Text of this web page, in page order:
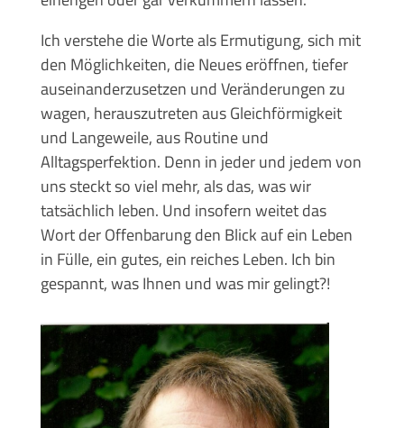
Ich verstehe die Worte als Ermutigung, sich mit
den Möglichkeiten, die Neues eröffnen, tiefer
auseinanderzusetzen und Veränderungen zu
wagen, herauszutreten aus Gleichförmigkeit
und Langeweile, aus Routine und
Alltagsperfektion. Denn in jeder und jedem von
uns steckt so viel mehr, als das, was wir
tatsächlich leben. Und insofern weitet das
Wort der Offenbarung den Blick auf ein Leben
in Fülle, ein gutes, ein reiches Leben. Ich bin
gespannt, was Ihnen und was mir gelingt?!